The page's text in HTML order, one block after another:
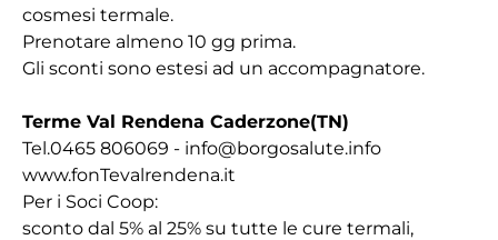
cosmesi termale.
Prenotare almeno 10 gg prima.
Gli sconti sono estesi ad un accompagnatore.
Terme Val Rendena Caderzone(TN)
Tel.0465 806069 - info@borgosalute.info
www.fonTevalrendena.it
Per i Soci Coop:
sconto dal 5% al 25% su tutte le cure termali,